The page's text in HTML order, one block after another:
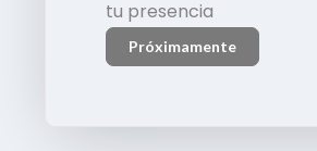
tu presencia
Próximamente